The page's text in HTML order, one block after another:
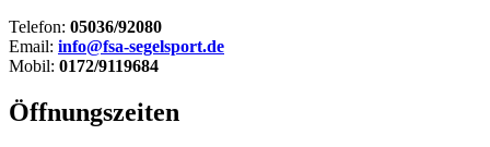
Telefon: 05036/92080
Email: info@fsa-segelsport.de
Mobil: 0172/9119684
Öffnungszeiten